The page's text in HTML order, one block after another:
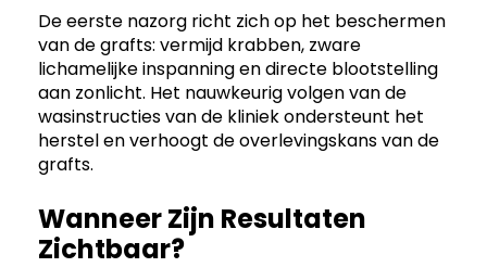
De eerste nazorg richt zich op het beschermen
van de grafts: vermijd krabben, zware
lichamelijke inspanning en directe blootstelling
aan zonlicht. Het nauwkeurig volgen van de
wasinstructies van de kliniek ondersteunt het
herstel en verhoogt de overlevingskans van de
grafts.
Wanneer Zijn Resultaten
Zichtbaar?